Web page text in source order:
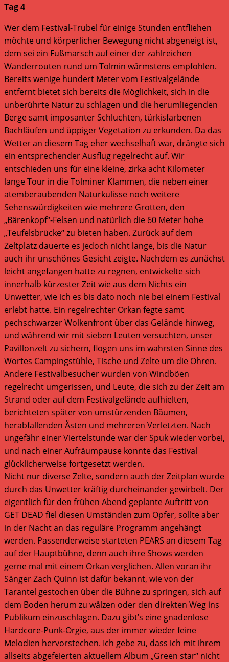
Tag 4
Wer dem Festival-Trubel für einige Stunden entfliehen
möchte und körperlicher Bewegung nicht abgeneigt ist,
dem sei ein Fußmarsch auf einer der zahlreichen
Wanderrouten rund um Tolmin wärmstens empfohlen.
Bereits wenige hundert Meter vom Festivalgelände
entfernt bietet sich bereits die Möglichkeit, sich in die
unberührte Natur zu schlagen und die herumliegenden
Berge samt imposanter Schluchten, türkisfarbenen
Bachläufen und üppiger Vegetation zu erkunden. Da das
Wetter an diesem Tag eher wechselhaft war, drängte sich
ein entsprechender Ausflug regelrecht auf. Wir
entschieden uns für eine kleine, zirka acht Kilometer
lange Tour in die Tolminer Klammen, die neben einer
atemberaubenden Naturkulisse noch weitere
Sehenswürdigkeiten wie mehrere Grotten, den
„Bärenkopf“-Felsen und natürlich die 60 Meter hohe
„Teufelsbrücke“ zu bieten haben. Zurück auf dem
Zeltplatz dauerte es jedoch nicht lange, bis die Natur
auch ihr unschönes Gesicht zeigte. Nachdem es zunächst
leicht angefangen hatte zu regnen, entwickelte sich
innerhalb kürzester Zeit wie aus dem Nichts ein
Unwetter, wie ich es bis dato noch nie bei einem Festival
erlebt hatte. Ein regelrechter Orkan fegte samt
pechschwarzer Wolkenfront über das Gelände hinweg,
und während wir mit sieben Leuten versuchten, unser
Pavillonzelt zu sichern, flogen uns im wahrsten Sinne des
Wortes Campingstühle, Tische und Zelte um die Ohren.
Andere Festivalbesucher wurden von Windböen
regelrecht umgerissen, und Leute, die sich zu der Zeit am
Strand oder auf dem Festivalgelände aufhielten,
berichteten später von umstürzenden Bäumen,
herabfallenden Ästen und mehreren Verletzten. Nach
ungefähr einer Viertelstunde war der Spuk wieder vorbei,
und nach einer Aufräumpause konnte das Festival
glücklicherweise fortgesetzt werden.
Nicht nur diverse Zelte, sondern auch der Zeitplan wurde
durch das Unwetter kräftig durcheinander gewirbelt. Der
eigentlich für den frühen Abend geplante Auftritt von
GET DEAD fiel diesen Umständen zum Opfer, sollte aber
in der Nacht an das reguläre Programm angehängt
werden. Passenderweise starteten PEARS an diesem Tag
auf der Hauptbühne, denn auch ihre Shows werden
gerne mal mit einem Orkan verglichen. Allen voran ihr
Sänger Zach Quinn ist dafür bekannt, wie von der
Tarantel gestochen über die Bühne zu springen, sich auf
dem Boden herum zu wälzen oder den direkten Weg ins
Publikum einzuschlagen. Dazu gibt’s eine gnadenlose
Hardcore-Punk-Orgie, aus der immer wieder feine
Melodien hervorstechen. Ich gebe zu, dass ich mit ihrem
allseits abgefeierten aktuellem Album „Green star“ nicht